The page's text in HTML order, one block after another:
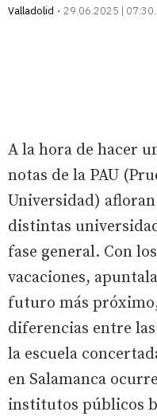
Valladolid
29.06.2025 | 07:30
A la hora de hacer
notas de la PAU
Universidad)
distintas
fase general. Con
vacaciones,
futuro más
diferencias entre
la escuela
en Salamanca
institutos públicos